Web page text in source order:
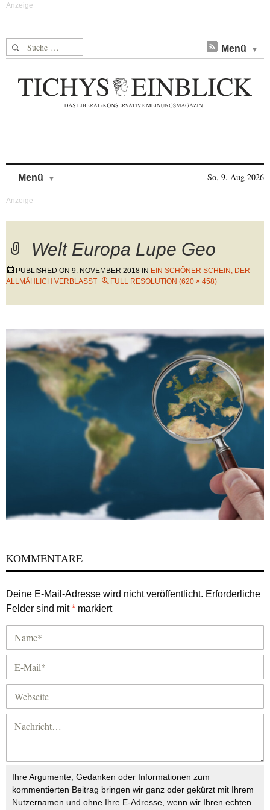
Suche nach: Menü
Menü So, 9. Aug 2026
Welt Europa Lupe Geo
PUBLISHED ON 9. NOVEMBER 2018 IN EIN SCHÖNER SCHEIN, DER
ALLMÄHLICH VERBLASST
FULL RESOLUTION (620 × 458)
KOMMENTARE
Deine E-Mail-Adresse wird nicht veröffentlicht. Erforderliche
Felder sind mit* markiert
Ihre Argumente, Gedanken oder Informationen zum
kommentierten Beitrag bringen wir ganz oder gekürzt mit Ihrem
Nutzernamen und ohne Ihre E-Adresse, wenn wir Ihren echten